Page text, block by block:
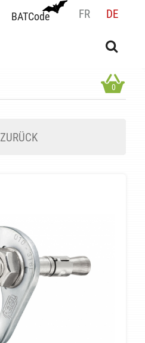
BATCode FR DE
OK
0
ZURÜCK